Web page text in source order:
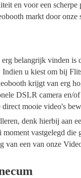
en voor een
markt door onze
belangrijk vinden is
u kiest om bij
krijgt van erg
DSLR camera
mooie video's
denk hierbij aan
vastgelegd die
een van onze